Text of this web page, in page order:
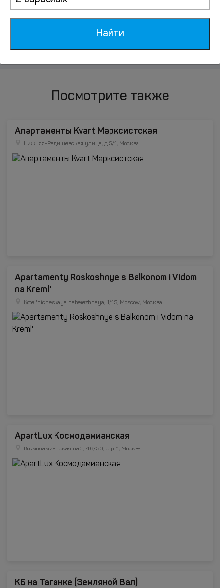
Посмотрите также
Апартаменты Kvart Марксистская
Нижняя-Радищевская улица, д.5/1, Москва
Apartamenty Roskoshnye s Balkonom i Vidom
na Kreml'
Kotel'nicheskaya naberezhnaya, 1/15, Moscow, Москва
ApartLux Космодамианская
Космодамианская наб., 46/50, стр. 1, Москва
КБ на Таганке (Земляной Вал)
Найти